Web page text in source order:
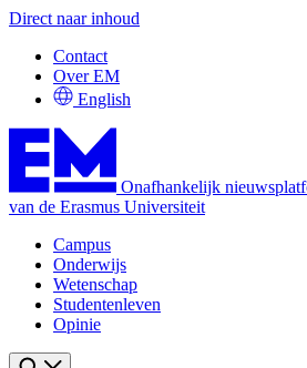
Direct naar inhoud
Contact
Over EM
English
Onafhankelijk
van de Erasmus Universiteit
Campus
Onderwijs
Wetenschap
Studentenleven
Opinie